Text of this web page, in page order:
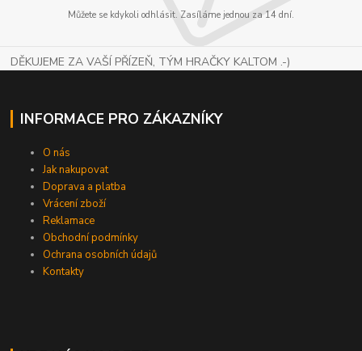
Můžete se kdykoli odhlásit. Zasíláme jednou za 14 dní.
DĚKUJEME ZA VAŠÍ PŘÍZEŇ, TÝM HRAČKY KALTOM .-)
INFORMACE PRO ZÁKAZNÍKY
O nás
Jak nakupovat
Doprava a platba
Vrácení zboží
Reklamace
Obchodní podmínky
Ochrana osobních údajů
Kontakty